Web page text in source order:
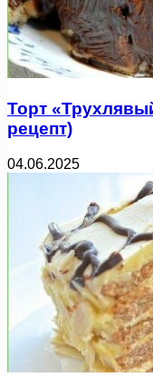
Торт
рецепт)
04.06.2025